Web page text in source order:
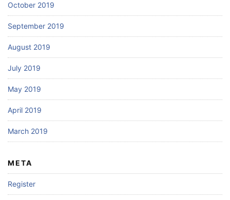
October 2019
September 2019
August 2019
July 2019
May 2019
April 2019
March 2019
META
Register